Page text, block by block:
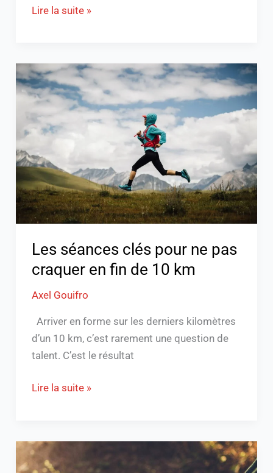
Lire la suite »
Les séances clés pour ne pas
craquer en fin de 10 km
Axel Gouifro
Arriver en forme sur les derniers kilomètres
d’un 10 km, c’est rarement une question de
talent. C’est le résultat
Les
séances
clés
pour
pas
craquer
en
fin
de
10
km
Lire la suite »
Du
sentier